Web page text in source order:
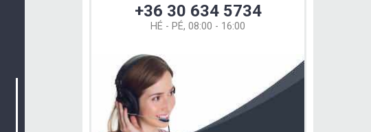
+36 30 634 5734
HÉ - PÉ, 08:00 - 16:00